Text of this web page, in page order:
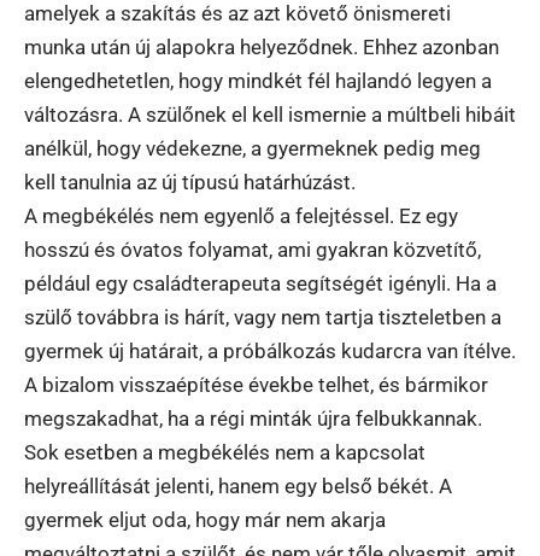
amelyek a szakítás és az azt követő önismereti
munka után új alapokra helyeződnek. Ehhez azonban
elengedhetetlen, hogy mindkét fél hajlandó legyen a
változásra. A szülőnek el kell ismernie a múltbeli hibáit
anélkül, hogy védekezne, a gyermeknek pedig meg
kell tanulnia az új típusú határhúzást.
A megbékélés nem egyenlő a felejtéssel. Ez egy
hosszú és óvatos folyamat, ami gyakran közvetítő,
például egy családterapeuta segítségét igényli. Ha a
szülő továbbra is hárít, vagy nem tartja tiszteletben a
gyermek új határait, a próbálkozás kudarcra van ítélve.
A bizalom visszaépítése évekbe telhet, és bármikor
megszakadhat, ha a régi minták újra felbukkannak.
Sok esetben a megbékélés nem a kapcsolat
helyreállítását jelenti, hanem egy belső békét. A
gyermek eljut oda, hogy már nem akarja